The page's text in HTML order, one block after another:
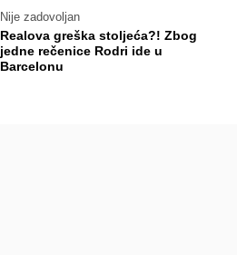
Nije zadovoljan
Realova greška stoljeća?! Zbog
jedne rečenice Rodri ide u
Barcelonu